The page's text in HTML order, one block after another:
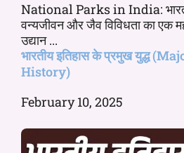
National Parks in India: भारत
वन्यजीवन और जैव विविधता का एक
उद्यान ...
भारतीय इतिहास के प्रमुख युद्ध
History)
February 10, 2025